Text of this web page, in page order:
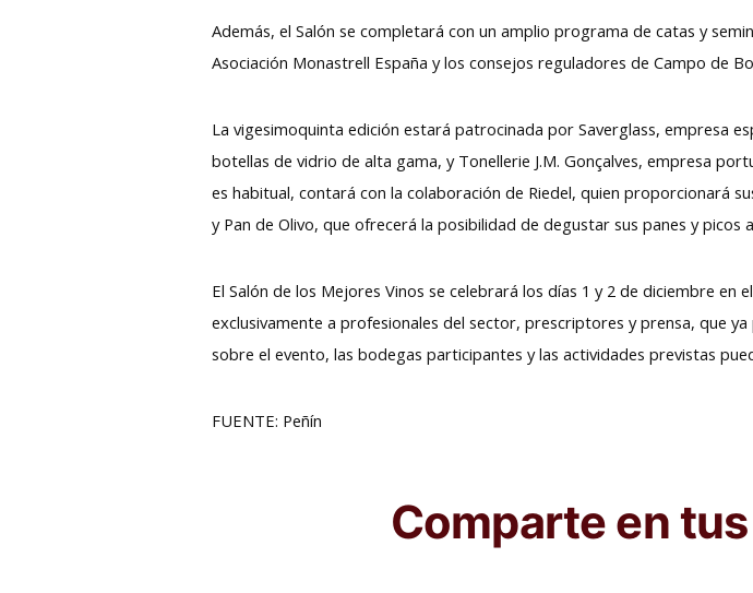
Además, el Salón se completará con un amplio programa de catas y
Asociación Monastrell España y los consejos reguladores de Campo de
La vigesimoquinta edición estará patrocinada por Saverglass, empresa
botellas de vidrio de alta gama, y Tonellerie J.M. Gonçalves, empresa
es habitual, contará con la colaboración de Riedel, quien proporcionará
y Pan de Olivo, que ofrecerá la posibilidad de degustar sus panes y picos
El Salón de los Mejores Vinos se celebrará los días 1 y 2 de diciembre en
exclusivamente a profesionales del sector, prescriptores y prensa, que
sobre el evento, las bodegas participantes y las actividades previstas
FUENTE: Peñín
Comparte en